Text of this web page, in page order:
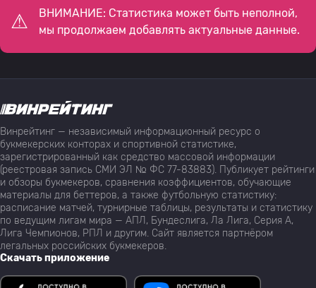
ВНИМАНИЕ: Статистика может быть неполной,
мы продолжаем добавлять актуальные данные.
Винрейтинг — независимый информационный ресурс о
букмекерских конторах и спортивной статистике,
зарегистрированный как средство массовой информации
(реестровая запись СМИ ЭЛ № ФС 77-83883). Публикует рейтинги
и обзоры букмекеров, сравнения коэффициентов, обучающие
материалы для беттеров, а также футбольную статистику:
расписание матчей, турнирные таблицы, результаты и статистику
по ведущим лигам мира — АПЛ, Бундеслига, Ла Лига, Серия А,
Лига Чемпионов, РПЛ и другим. Сайт является партнёром
легальных российских букмекеров.
Скачать приложение